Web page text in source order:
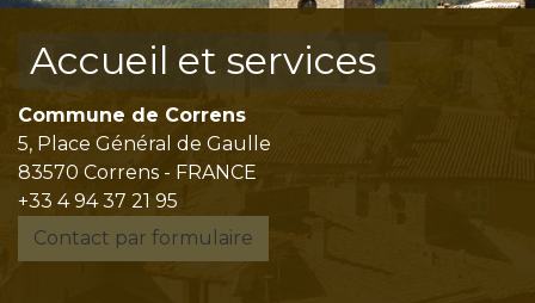
Accueil et services
Commune de Correns
5, Place Général de Gaulle
83570 Correns - FRANCE
+33 4 94 37 21 95
Contact par formulaire